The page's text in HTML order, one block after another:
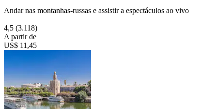
Andar nas montanhas-russas e assistir a espectáculos ao vivo
4,5 (3.118)
A partir de
US$ 11,45